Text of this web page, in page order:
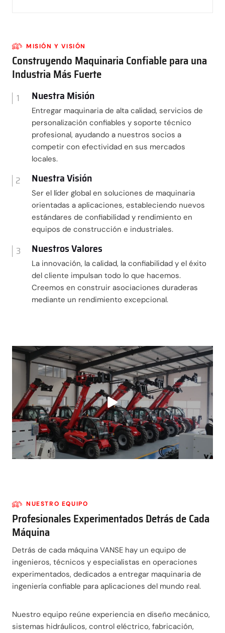
MISIÓN Y VISIÓN
Construyendo Maquinaria Confiable para una
Industria Más Fuerte
1 Nuestra Misión
Entregar maquinaria de alta calidad, servicios de
personalización confiables y soporte técnico
profesional, ayudando a nuestros socios a
competir con efectividad en sus mercados
locales.
2 Nuestra Visión
Ser el líder global en soluciones de maquinaria
orientadas a aplicaciones, estableciendo nuevos
estándares de confiabilidad y rendimiento en
equipos de construcción e industriales.
3 Nuestros Valores
La innovación, la calidad, la confiabilidad y el éxito
del cliente impulsan todo lo que hacemos.
Creemos en construir asociaciones duraderas
mediante un rendimiento excepcional.
NUESTRO EQUIPO
Profesionales Experimentados Detrás de Cada
Máquina
Detrás de cada máquina VANSE hay un equipo de
ingenieros, técnicos y especialistas en operaciones
experimentados, dedicados a entregar maquinaria de
ingeniería confiable para aplicaciones del mundo real.
Nuestro equipo reúne experiencia en diseño mecánico,
sistemas hidráulicos, control eléctrico, fabricación,